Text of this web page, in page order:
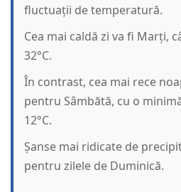
fluctuații de temperatură.
Cea mai caldă zi va fi Marți,
32°C.
În contrast, cea mai rece
pentru Sâmbătă, cu o
12°C.
Șanse mai ridicate de
pentru zilele de Duminică.